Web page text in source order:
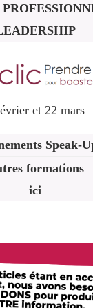
et 22 mars
Speak-
formations
ici